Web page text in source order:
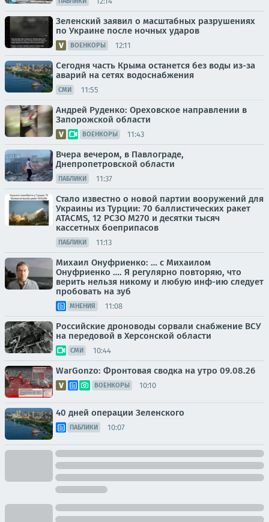
Зеленский заявил о масштабных разрушениях
по Украине после ночных ударов
ВОЕНКОРЫ 12:11
Сегодня часть Крыма останется без воды из-за
аварий на сетях водоснабжения
СМИ 11:55
Андрей Руденко: Ореховское направлении в
Запорожской области
ВОЕНКОРЫ 11:43
Вчера вечером, в Павлограде,
Днепропетровской области
ПАБЛИКИ 11:37
Стало известно о новой партии вооружений для
Украины из Турции: 70 баллистических ракет
ATACMS, 12 РСЗО M270 и десятки тысяч
кассетных боеприпасов
ПАБЛИКИ 11:13
Михаил Онуфриенко: … с Михаилом
Онуфриенко …. Я регулярно повторяю, что
верить нельзя никому и любую инф-ию следует
пробовать на зуб
МНЕНИЯ 11:08
Российские дроноводы сорвали снабжение ВСУ
на передовой в Херсонской области
СМИ 10:44
WarGonzo: Фронтовая сводка на утро 09.08.26
ВОЕНКОРЫ 10:10
40 дней операции Зеленского
ПАБЛИКИ 10:07